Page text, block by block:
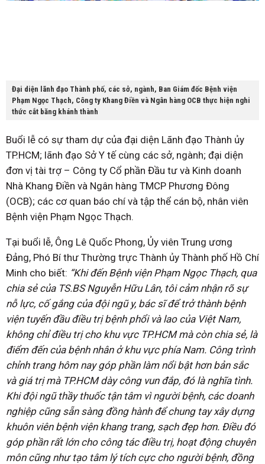
Đại diện lãnh đạo Thành phố, các sở, ngành, Ban Giám đốc Bệnh viện
Phạm Ngọc Thạch, Công ty Khang Điền và Ngân hàng OCB thực hiện nghi
thức cắt băng khánh thành
Buổi lễ có sự tham dự của đại diện Lãnh đạo Thành ủy
TP.HCM; lãnh đạo Sở Y tế cùng các sở, ngành; đại diện
đơn vị tài trợ – Công ty Cổ phần Đầu tư và Kinh doanh
Nhà Khang Điền và Ngân hàng TMCP Phương Đông
(OCB); các cơ quan báo chí và tập thể cán bộ, nhân viên
Bệnh viện Phạm Ngọc Thạch.
Tại buổi lễ​​, Ông Lê Quốc Phong, Ủy viên Trung ương
Đảng, Phó Bí thư Thường trực Thành ủy Thành phố Hồ Chí
Minh cho biết: “Khi đến Bệnh viện Phạm Ngọc Thạch, qua
chia sẻ của TS.BS Nguyễn Hữu Lân, tôi cảm nhận rõ sự
nỗ lực, cố gắng của đội ngũ y, bác sĩ để trở thành bệnh
viện tuyến đầu điều trị bệnh phổi và lao của Việt Nam,
không chỉ điều trị cho khu vực TP.HCM mà còn chia sẻ, là
điểm đến của bệnh nhân ở khu vực phía Nam. Công trình
chỉnh trang hôm nay góp phần làm nổi bật hơn bản sắc
và giá trị mà TP.HCM dày công vun đắp, đó là nghĩa tình.
Khi đội ngũ thầy thuốc tận tâm vì người bệnh, các doanh
nghiệp cũng sẵn sàng đồng hành để chung tay xây dựng
khuôn viên bệnh viện khang trang, sạch đẹp hơn. Điều đó
góp phần rất lớn cho công tác điều trị, hoạt động chuyên
môn cũng như tạo tâm lý tích cực cho người bệnh, đồng